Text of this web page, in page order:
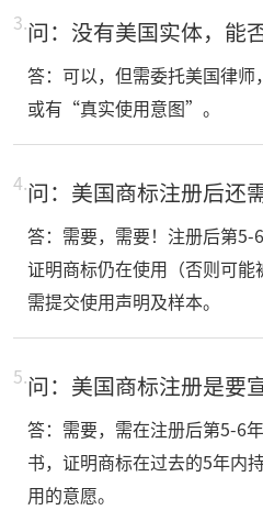
3.问：没有美国实体，能
答：可以，但需委托美国律
或有“真实使用意图”。
4.问：美国商标注册后还
答：需要，需要！注册后第
证明商标仍在使用（否则可
需提交使用声明及样本。
5.问：美国商标注册是要
答：需要，需在注册后第5-6
书，证明商标在过去的5年内
用的意愿。